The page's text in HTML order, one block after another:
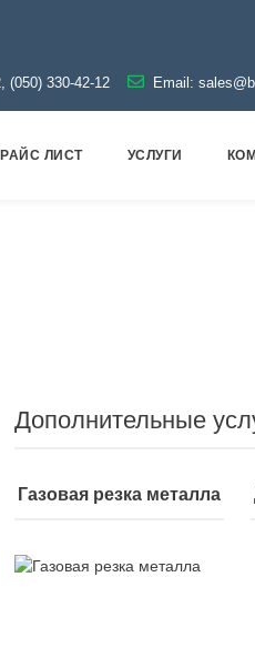
(050) 330-42-12 Email:
ЛИСТ УСЛУГИ
Дополнительные
Газовая резка металла